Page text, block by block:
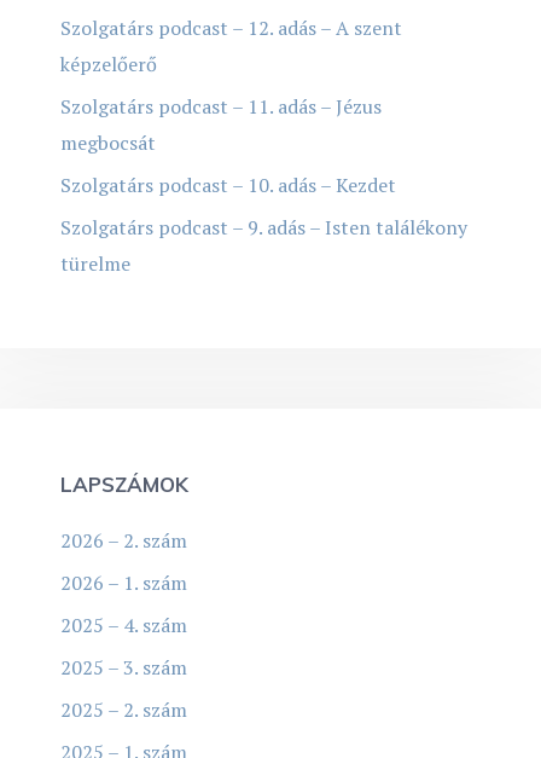
Szolgatárs podcast – 12. adás – A szent
képzelőerő
Szolgatárs podcast – 11. adás – Jézus
megbocsát
Szolgatárs podcast – 10. adás – Kezdet
Szolgatárs podcast – 9. adás – Isten találékony
türelme
LAPSZÁMOK
2026 – 2. szám
2026 – 1. szám
2025 – 4. szám
2025 – 3. szám
2025 – 2. szám
2025 – 1. szám